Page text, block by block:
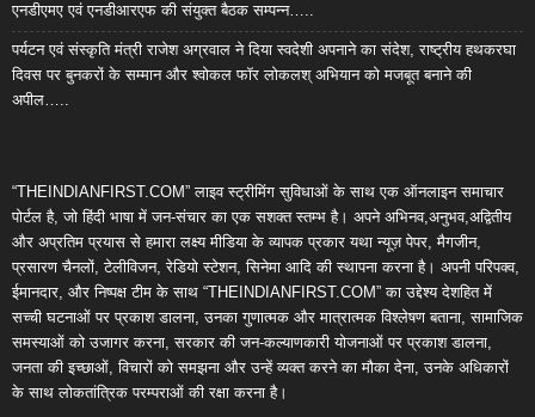
एनडीएमए एवं एनडीआरएफ की संयुक्त बैठक सम्पन्न…..
पर्यटन एवं संस्कृति मंत्री राजेश अग्रवाल ने दिया स्वदेशी अपनाने का संदेश, राष्ट्रीय हथकरघा
दिवस पर बुनकरों के सम्मान और श्वोकल फॉर लोकलश् अभियान को मजबूत बनाने की
अपील…..
“THEINDIANFIRST.COM” लाइव स्ट्रीमिंग सुविधाओं के साथ एक ऑनलाइन समाचार
पोर्टल है, जो हिंदी भाषा में जन-संचार का एक सशक्त स्तम्भ है। अपने अभिनव,अनुभव,अद्वितीय
और अप्रतिम प्रयास से हमारा लक्ष्य मीडिया के व्यापक प्रकार यथा न्यूज़ पेपर, मैगजीन,
प्रसारण चैनलों, टेलीविजन, रेडियो स्टेशन, सिनेमा आदि की स्थापना करना है। अपनी परिपक्व,
ईमानदार, और निष्पक्ष टीम के साथ “THEINDIANFIRST.COM” का उद्देश्य देशहित में
सच्ची घटनाओं पर प्रकाश डालना, उनका गुणात्मक और मात्रात्मक विश्लेषण बताना, सामाजिक
समस्याओं को उजागर करना, सरकार की जन-कल्याणकारी योजनाओं पर प्रकाश डालना,
जनता की इच्छाओं, विचारों को समझना और उन्हें व्यक्त करने का मौका देना, उनके अधिकारों
के साथ लोकतांत्रिक परम्पराओं की रक्षा करना है।